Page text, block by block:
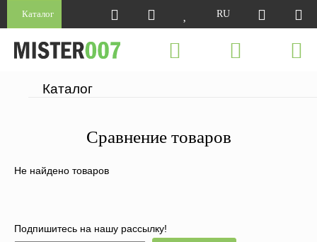
Каталог RU
Каталог
Сравнение товаров
Не найдено товаров
Подпишитесь на нашу рассылку!